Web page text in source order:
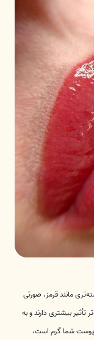
مانند قرمز، صورتی
بیشتری دارند و به
شما گرم است،